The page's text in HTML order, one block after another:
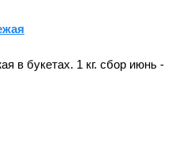
в букетах. 1 кг. сбор июнь -